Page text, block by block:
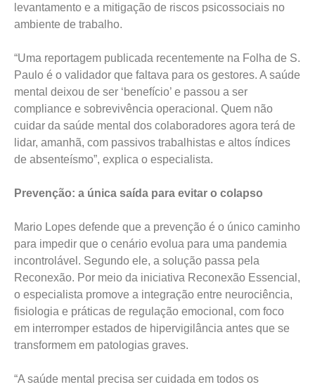
levantamento e a mitigação de riscos psicossociais no
ambiente de trabalho.
“Uma reportagem publicada recentemente na Folha de S.
Paulo é o validador que faltava para os gestores. A saúde
mental deixou de ser ‘benefício’ e passou a ser
compliance e sobrevivência operacional. Quem não
cuidar da saúde mental dos colaboradores agora terá de
lidar, amanhã, com passivos trabalhistas e altos índices
de absenteísmo”, explica o especialista.
Prevenção: a única saída para evitar o colapso
Mario Lopes defende que a prevenção é o único caminho
para impedir que o cenário evolua para uma pandemia
incontrolável. Segundo ele, a solução passa pela
Reconexão. Por meio da iniciativa Reconexão Essencial,
o especialista promove a integração entre neurociência,
fisiologia e práticas de regulação emocional, com foco
em interromper estados de hipervigilância antes que se
transformem em patologias graves.
“A saúde mental precisa ser cuidada em todos os